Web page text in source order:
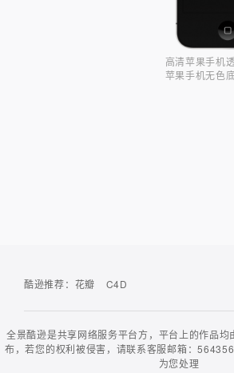
高清苹果手机
苹果手机无色
酷逊推荐： 花瓣 C4D
全景酷逊是共享网络服务平台方，平台上的作品均
布，若您的权利被侵害，请联系客服邮箱：
为您处理